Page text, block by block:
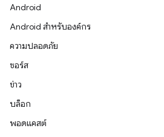
Android
Android สำหรับองค์กร
ความปลอดภัย
ซอร์ส
ข่าว
บล็อก
พอดแคสต์